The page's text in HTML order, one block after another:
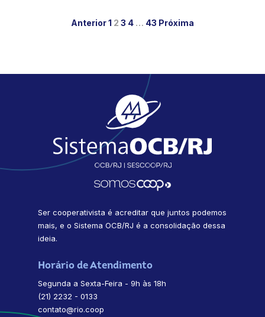
Anterior1 2 3 4 … 43 Próxima
Ser cooperativista é acreditar que juntos podemos
mais, e o Sistema OCB/RJ é a consolidação dessa
ideia.
Horário de Atendimento
Segunda a Sexta-Feira - 9h às 18h
(21) 2232 - 0133
contato@rio.coop